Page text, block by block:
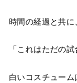
時間の経過と共に
「これはただの
白いコスチュー